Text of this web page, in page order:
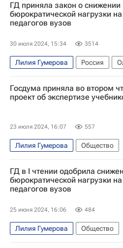
СН_Образование
ГД приняла закон о снижении
бюрократической нагрузки на
педагогов вузов
30 июля 2024, 15:34 3514
Лилия Гумерова Россия
Госдума РФ
Образование
Госдума приняла во втором
проект об экспертизе
23 июля 2024, 16:07 557
Лилия Гумерова
Общество
Валентина Матвиенко
Российская академия наук
Совет Федерации РФ
ГД в I чтении одобрила
бюрократической нагрузки на
педагогов вузов
25 июня 2024, 16:06 484
Лилия Гумерова
Общество
Ольга Казакова
Госдума РФ